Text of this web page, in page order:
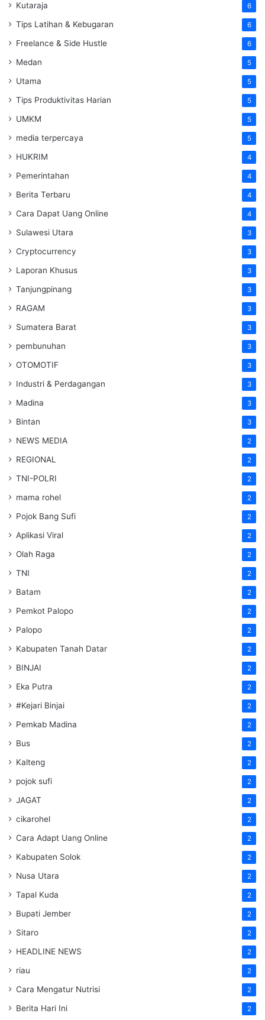
Kutaraja 6
Tips Latihan & Kebugaran 6
Freelance & Side Hustle 6
Medan 5
Utama 5
Tips Produktivitas Harian 5
UMKM 5
media terpercaya 5
HUKRIM 4
Pemerintahan 4
Berita Terbaru 4
Cara Dapat Uang Online 4
Sulawesi Utara 3
Cryptocurrency 3
Laporan Khusus 3
Tanjungpinang 3
RAGAM 3
Sumatera Barat 3
pembunuhan 3
OTOMOTIF 3
Industri & Perdagangan 3
Madina 3
Bintan 3
NEWS MEDIA 2
REGIONAL 2
TNI-POLRI 2
mama rohel 2
Pojok Bang Sufi 2
Aplikasi Viral 2
Olah Raga 2
TNI 2
Batam 2
Pemkot Palopo 2
Palopo 2
Kabupaten Tanah Datar 2
BINJAI 2
Eka Putra 2
#Kejari Binjai 2
Pemkab Madina 2
Bus 2
Kalteng 2
pojok sufi 2
JAGAT 2
cikarohel 2
Cara Adapt Uang Online 2
Kabupaten Solok 2
Nusa Utara 2
Tapal Kuda 2
Bupati Jember 2
Sitaro 2
HEADLINE NEWS 2
riau 2
Cara Mengatur Nutrisi 2
Berita Hari Ini 2